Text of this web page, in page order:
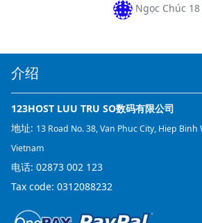
Ngọc Chúc 18
介绍
123HOST LUU TRU SO数码有限公司
地址: 13 Road No. 38, Van Phuc City, Hiep
Vietnam
电话: 02873 002 123
Tax code: 0312088232